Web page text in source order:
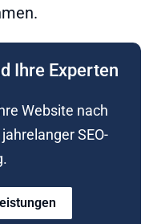
Ihre Experten
Website nach
SEO-